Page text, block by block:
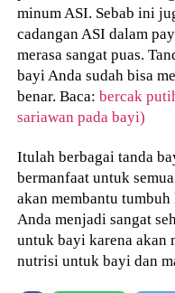
minum ASI. Sebab ini
cadangan ASI dalam
merasa sangat puas.
bayi Anda sudah bisa
benar. Baca:bercak
sariawan pada bayi)
Itulah berbagai tanda
bermanfaat untuk
akan membantu
Anda menjadi sangat
untuk bayi karena akan
nutrisi untuk bayi dan